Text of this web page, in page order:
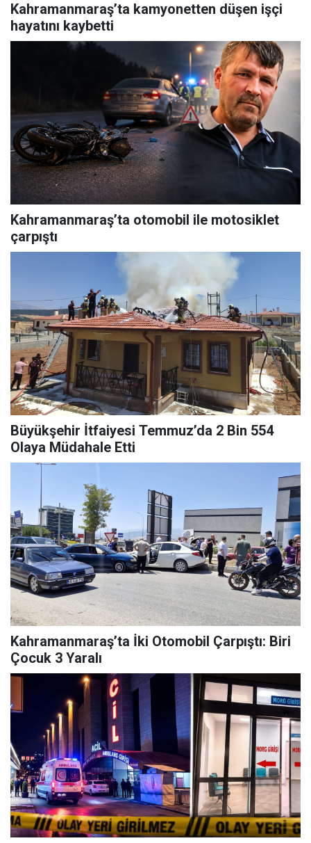
Kahramanmaraş’ta kamyonetten düşen işçi
hayatını kaybetti
Kahramanmaraş’ta otomobil ile motosiklet
çarpıştı
Büyükşehir İtfaiyesi Temmuz’da 2 Bin 554
Olaya Müdahale Etti
Kahramanmaraş’ta İki Otomobil Çarpıştı: Biri
Çocuk 3 Yaralı